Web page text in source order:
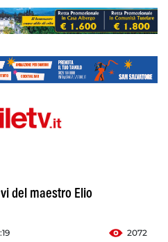
del maestro Elio
2072